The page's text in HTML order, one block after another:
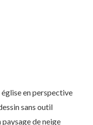
en perspective
sans outil
de neige